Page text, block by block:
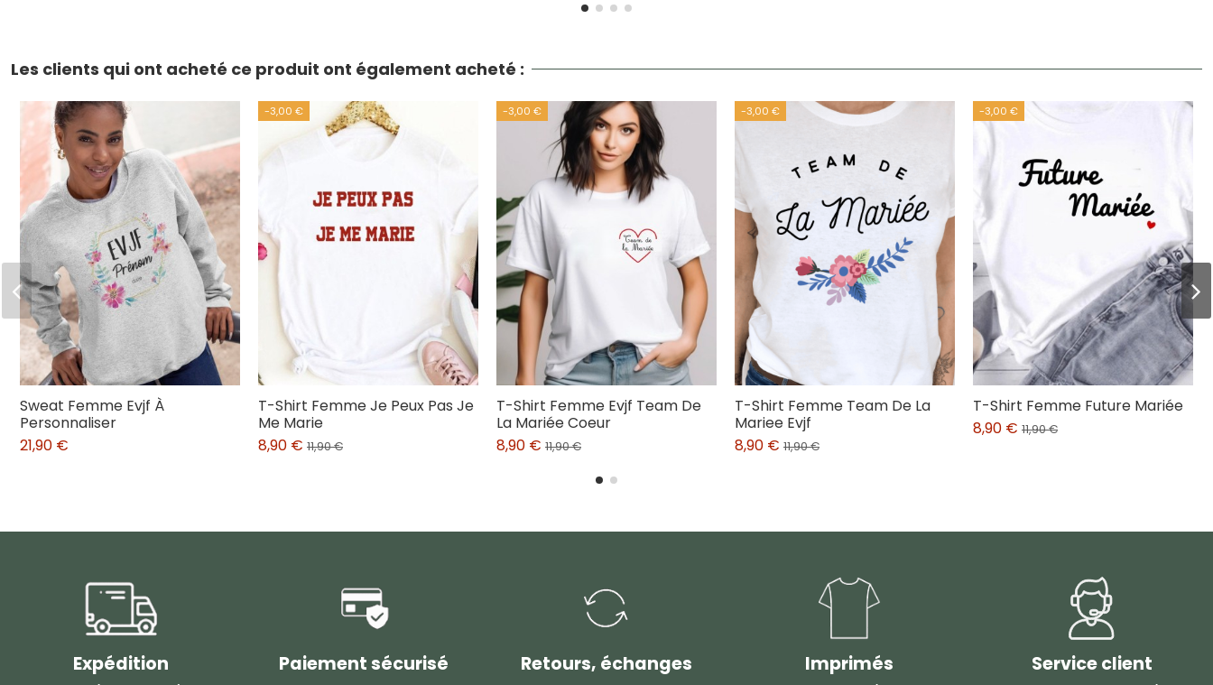
Les clients qui ont acheté ce produit ont également acheté :
Sweat Femme Evjf À
Personnaliser
21,90 €
-3,00 €
T-Shirt Femme Je Peux Pas Je
Me Marie
8,90 € 11,90 €
-3,00 €
T-Shirt Femme Evjf Team De
La Mariée Coeur
8,90 € 11,90 €
-3,00 €
T-Shirt Femme Team De La
Mariee Evjf
8,90 € 11,90 €
-3,00 €
T-Shirt Femme Future Mariée
8,90 € 11,90 €
Expédition Paiement sécurisé Retours, échanges Imprimés Service client